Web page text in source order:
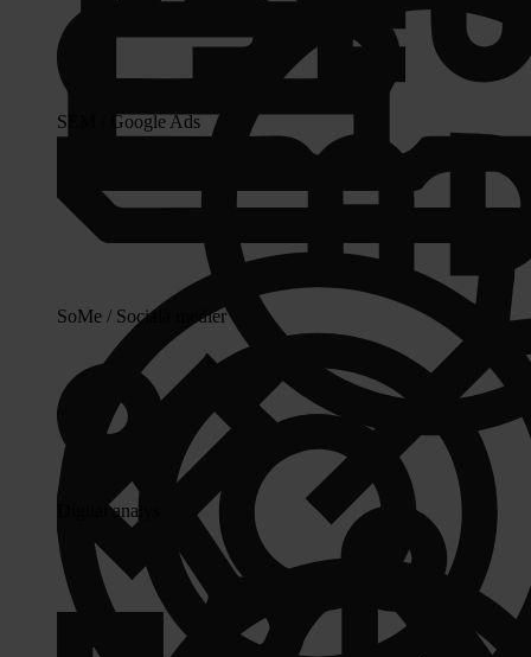
SEM / Google Ads
SoMe / Sociala medier
Digital analys